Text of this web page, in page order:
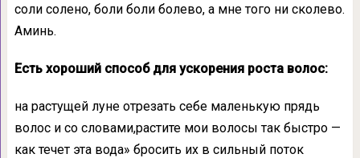
соли солено, боли боли болево, а мне того ни сколево.
Аминь.
Есть хороший способ для ускорения роста волос:
на растущей луне отрезать себе маленькую прядь
волос и со словами,растите мои волосы так быстро —
как течет эта вода» бросить их в сильный поток